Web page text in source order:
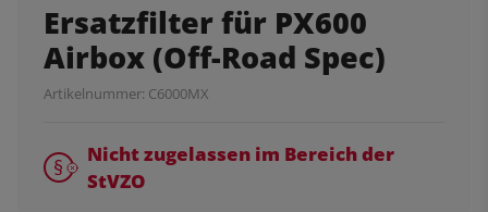
Ersatzfilter für PX600
Airbox (Off-Road Spec)
Artikelnummer: C6000MX
Nicht zugelassen im Bereich der
StVZO